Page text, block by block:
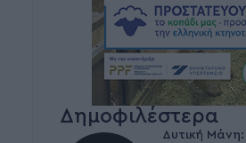
Δημοφιλέστερα
Δυτική